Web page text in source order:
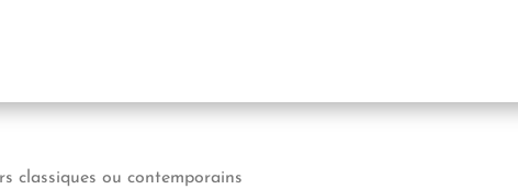
classiques ou contemporains